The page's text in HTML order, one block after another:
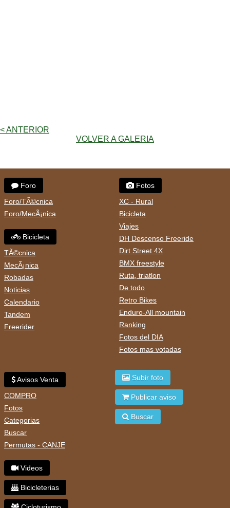
< ANTERIOR
VOLVER A GALERIA
Foro
Foro/TÃ©cnica
Foro/MecÃ¡nica
Bicicleta
TÃ©cnica
MecÃ¡nica
Robadas
Noticias
Calendario
Tandem
Freerider
Fotos
XC - Rural
Bicicleta
Viajes
DH Descenso Freeride
Dirt Street 4X
BMX freestyle
Ruta, triatlon
De todo
Retro Bikes
Enduro-All mountain
Ranking
Fotos del DIA
Fotos mas votadas
Avisos Venta
COMPRO
Fotos
Categorias
Buscar
Permutas - CANJE
Videos
Bicicleterias
Subir foto
Publicar aviso
Buscar